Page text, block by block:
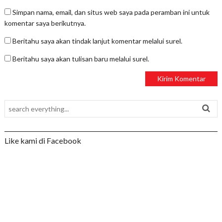
Simpan nama, email, dan situs web saya pada peramban ini untuk
komentar saya berikutnya.
Beritahu saya akan tindak lanjut komentar melalui surel.
Beritahu saya akan tulisan baru melalui surel.
Like kami di Facebook